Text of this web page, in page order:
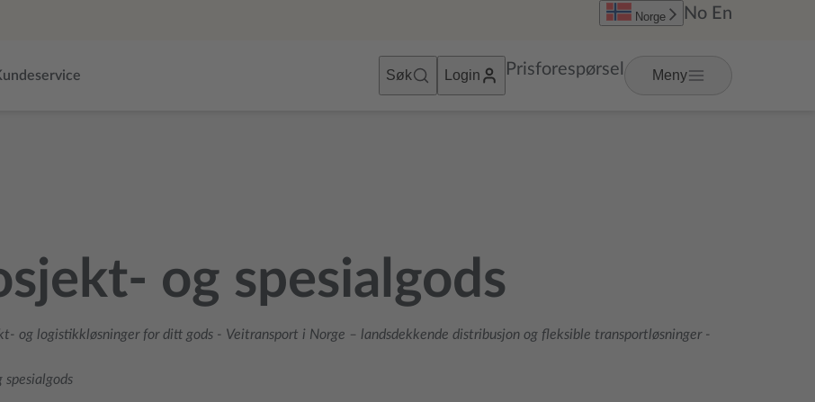
Søk Login Prisforespørsel Meny
Norge No En
og spesialgods
og logistikkløsninger for ditt gods - Veitransport i Norge – landsdekkende distribusjon og fleksible transportløsninger -
spesialgods